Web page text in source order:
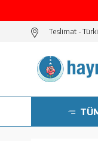
Teslimat -